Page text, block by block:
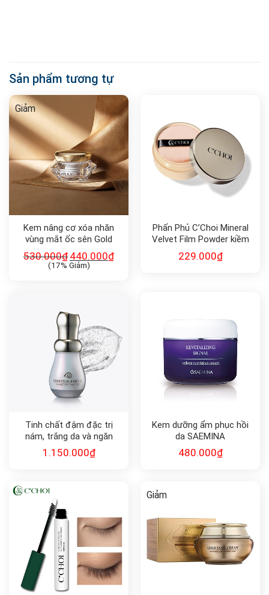
Sản phẩm tương tự
Giảm
Kem nâng cơ xóa nhăn
vùng mắt ốc sên Gold
Snail Lift Action Eye
Cream 30ml
530.000₫ 440.000₫
(17% Giảm)
Phấn Phủ C’Choi Mineral
Velvet Film Powder kiềm
dầu
229.000₫
Tinh chất đậm đặc trị
nám, trắng da và ngăn
ngừa lão hóa Gold Snail
Essence 45ml
1.150.000₫
Kem dưỡng ẩm phục hồi
da SAEMINA
REVITALIZING SIGNAL
480.000₫
Giảm